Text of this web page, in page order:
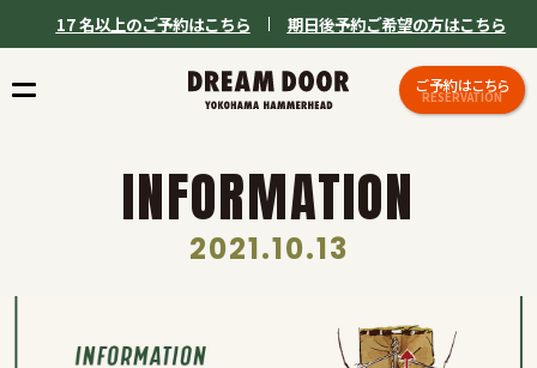
17 名以上のご予約はこちら 期日後予約ご希望の方はこちら
ご予約はこちら
RESERVATION
INFORMATION
2021.10.13